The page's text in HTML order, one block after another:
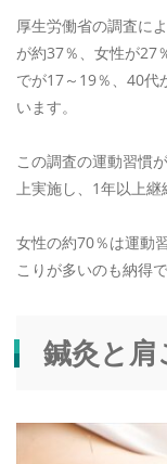
厚生労働省の調査に
が約37％、女性が27
でが17～19％、40代
います。
この調査の運動習慣
上実施し、1年以上継
女性の約70％は運動
こりが多いのも納得で
鍼灸と肩